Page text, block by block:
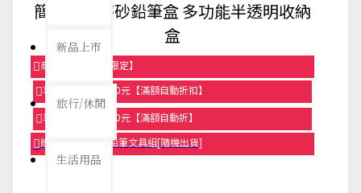
新品上市
旅行/休閒
生活用品
簡約素色磨砂鉛筆盒 多功能半透明收納
盒
商品95折【今日限定】
享滿1000元折100元【滿額自動折扣】
享滿2000元折250元【滿額自動折】
贈品-滿899送色鉛筆文具組[隨機出貨]